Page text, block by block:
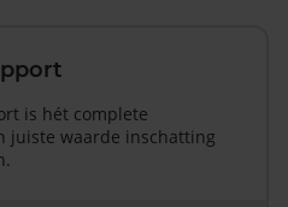
is hét complete
juiste waarde inschatting